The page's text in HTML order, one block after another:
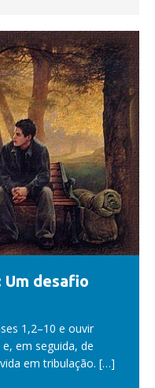
desafio
1,2–10 e ouvir
em seguida, de
em tribulação. […]